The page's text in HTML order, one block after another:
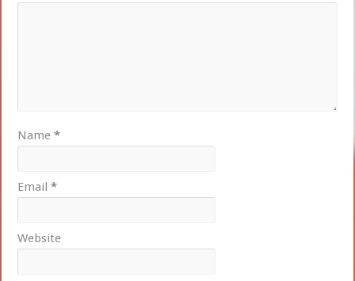
Name*
Email*
Website